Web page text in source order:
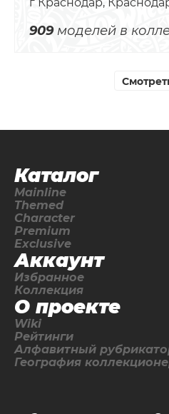
909моделей в
Каталог
Mainline
Themed
Character
Premium
Exclusive
Аккаунт
Избранное
Коллекция
О проекте
Wiki
Рейтинги
Алфавитный
География